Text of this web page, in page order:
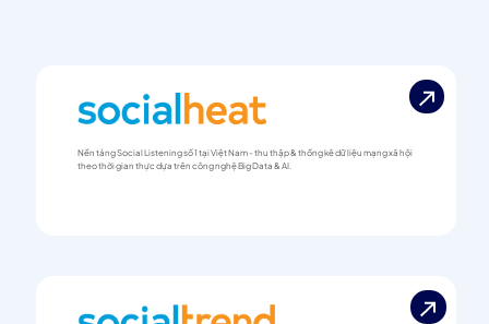
Nền tảng Social Listening số 1 tại Việt Nam - thu thập & thống kê dữ liệu mạng xã hội
theo thời gian thực dựa trên công nghệ Big Data & AI.